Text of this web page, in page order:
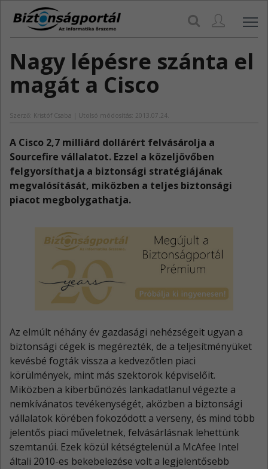
Nagy lépésre szánta el
magát a Cisco
Szerző: Kristóf Csaba | Utolsó módosítás: 2013.07.24.
A Cisco 2,7 milliárd dollárért felvásárolja a
Sourcefire vállalatot. Ezzel a közeljövőben
felgyorsíthatja a biztonsági stratégiájának
megvalósítását, miközben a teljes biztonsági
piacot megbolygathatja.
Az elmúlt néhány év gazdasági nehézségeit ugyan a
biztonsági cégek is megérezték, de a teljesítményüket
kevésbé fogták vissza a kedvezőtlen piaci
körülmények, mint más szektorok képviselőit.
Miközben a kiberbűnözés lankadatlanul végezte a
nemkívánatos tevékenységét, aközben a biztonsági
vállalatok körében fokozódott a verseny, és mind több
jelentős piaci műveletnek, felvásárlásnak lehettünk
szemtanúi. Ezek közül kétségtelenül a McAfee Intel
általi 2010-es bekebelezése volt a legjelentősebb